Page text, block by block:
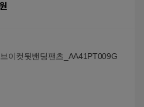
원
이컷뒷밴딩팬츠_AA41PT009G